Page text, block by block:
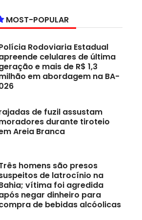
MOST-POPULAR
Rodoviaria Estadual
celulares de última
e mais de R$ 1,3
em abordagem na BA-
de fuzil assustam
durante tiroteio
Areia Branca
homens são presos
de latrocínio na
vítima foi agredida
negar dinheiro para
de bebidas alcóolicas